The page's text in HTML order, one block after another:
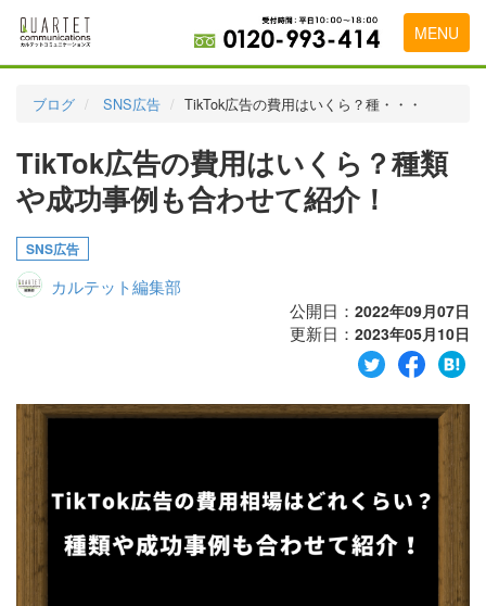
MENU
実績・お客様の声
初めて導入をお考えの方
代理店の乗り換えをお考えの方
会社概要
ブログ SNS広告 TikTok広告の費用はいくら？種・・・
TikTok広告の費用はいくら？種類
や成功事例も合わせて紹介！
SNS広告
カルテット編集部
公開日： 2022年09月07日
更新日： 2023年05月10日